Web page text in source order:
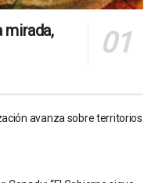
mirada,
avanza sobre territorios